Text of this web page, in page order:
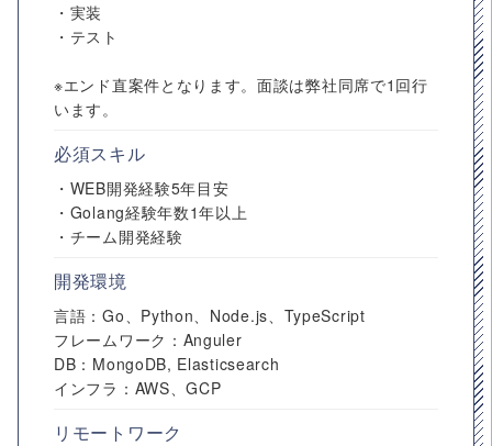
・実装
・テスト
※エンド直案件となります。面談は弊社同席で1回行
います。
必須スキル
・WEB開発経験5年目安
・Golang経験年数1年以上
・チーム開発経験
開発環境
言語：Go、Python、Node.js、TypeScript
フレームワーク：Anguler
DB：MongoDB, Elasticsearch
インフラ：AWS、GCP
リモートワーク